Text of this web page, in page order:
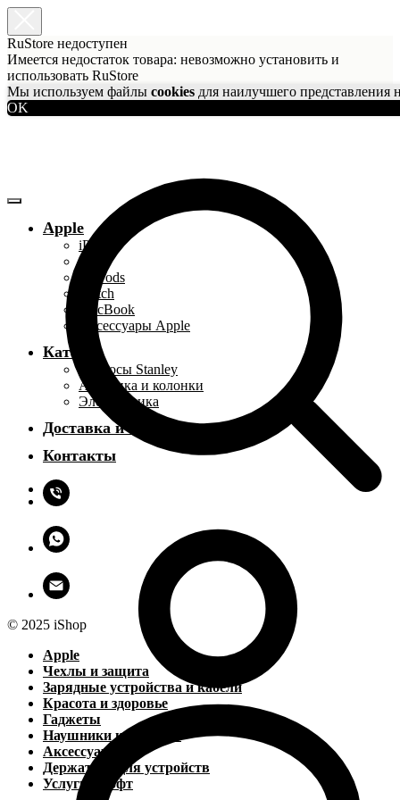
RuStore недоступен
Имеется недостаток товара: невозможно установить и
использовать RuStore
Мы используем файлы cookies для наилучшего представления
OK
Apple
iPhone
iPad
AirPods
Watch
MacBook
Аксессуары Apple
Каталог
Термосы Stanley
Акустика и колонки
Электроника
Доставка и оплата
Контакты
© 2025 iShop
Apple
Чехлы и защита
Зарядные устройства и кабели
Красота и здоровье
Гаджеты
Наушники и колонки
Аксессуары
Держатели для устройств
Услуги и софт